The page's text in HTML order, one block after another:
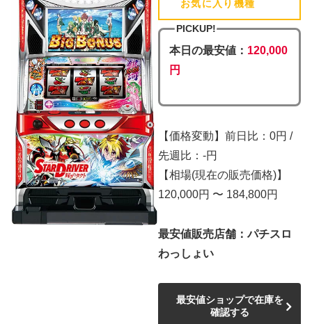
お気に入り機種
PICKUP!
本日の最安値： 120,000
円
【価格変動】前日比：0円 /
先週比：-円
【相場(現在の販売価格)】
120,000円 〜 184,800円
最安値販売店舗：パチスロ
わっしょい
最安値ショップで在庫を
確認する